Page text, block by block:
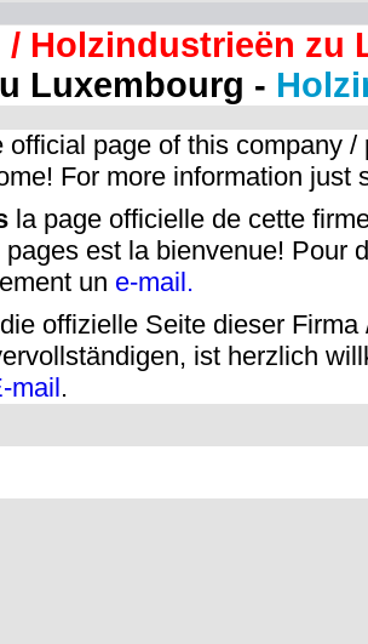
/ Holzindustrieën zu
Luxembourg -
official page of this company
For more information just
la page officielle de cette
est la bienvenue! Pour
un e-mail.
die offizielle Seite dieser
ist herzlich
mail.